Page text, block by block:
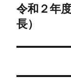
ゲ
ー
シ
次
の
稿:
令和２年
長）